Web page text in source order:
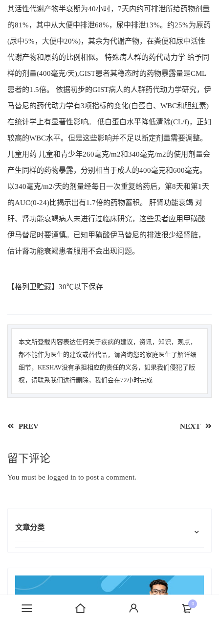
0
其活性代谢产物半衰期为40小时，7天内约可排泄所给药物剂量
的81%，其中从大便中排泄68%，尿中排泄13%。约25%为原药
(尿中5%，大便中20%)，其余为代谢产物，在粪便和尿中活性
代谢产物和原药的比例相似。 特殊病人群的药代动力学 给予同
样的剂量(400毫克/天),GIST患者其稳态时的药物暴露量是CML
患者的1.5倍。 依据初步的GIST病人的人群药代动力学研究，伊
马替尼的药代动力学有3项指标的变化(白蛋白、WBC和胆红素)
在统计学上有显著性影响。 低白蛋白水平降低清除(CL/f)，正如
较高的WBC水平。但是这些影响并不足以断定剂量需要调整。
儿童用药 儿童和青少年260毫克/m2和340毫克/m2的使用剂量会
产生同样的药物暴露，分别相当于成人的400毫克和600毫克。
以340毫克/m2/天的剂量经每日一次重复给药后，第8天和第1天
的AUC(0-24)比揭示出有1.7倍的药物蓄积。 肝肾功能衰竭 对
肝、肾功能衰竭病人未进行过临床研究，这些患者应用甲磺酸
伊马替尼时要谨慎。已知甲磺酸伊马替尼的排泄很少经肾脏，
估计肾功能衰竭患者服用不会出现问题。
【格列卫贮藏】30℃以下保存
本文所登载内容表达任何关于疾病的建议，资讯，知识，观点，
都不能作为医生的建议或替代品，请咨询您的家庭医生了解详细
细节，KESHAV没有承担相应的责任的义务，如果我们侵犯了版
权，请联系我们进行删除，我们会在72小时完成
PREV NEXT
留下评论
You must be logged in to post a comment.
文章分类